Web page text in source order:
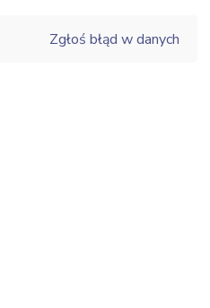
Zgłoś błąd w danych